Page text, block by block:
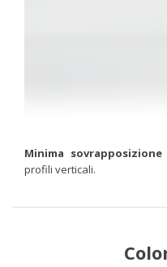
Minima
profili verticali.